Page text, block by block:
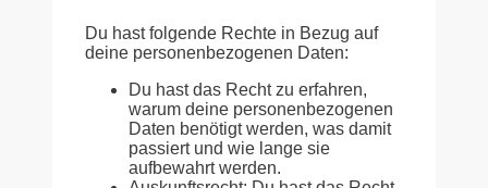
Du hast folgende Rechte in Bezug auf
deine personenbezogenen Daten:
Du hast das Recht zu erfahren,
warum deine personenbezogenen
Daten benötigt werden, was damit
passiert und wie lange sie
aufbewahrt werden.